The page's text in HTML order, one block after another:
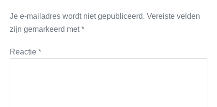
Je e-mailadres wordt niet gepubliceerd. Vereiste velden
zijn gemarkeerd met*
Reactie *